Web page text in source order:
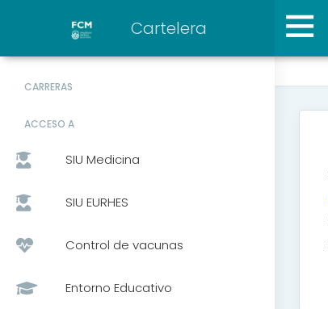
Cartelera
CARRERAS
ACCESO A
SIU Medicina
SIU EURHES
Control de vacunas
Entorno Educativo